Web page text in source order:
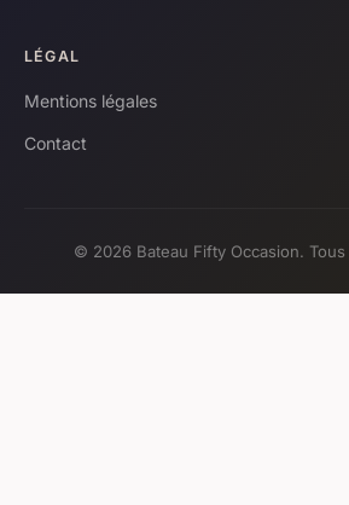
LÉGAL
Mentions légales
Contact
© 2026 Bateau Fifty Occasion.